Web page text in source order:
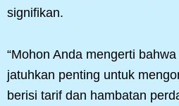
signifikan.
“Mohon Anda mengerti
jatuhkan penting untuk
berisi tarif dan hambatan